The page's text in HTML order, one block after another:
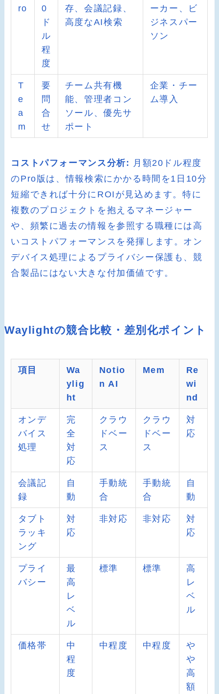
ro
0
ド
ル
程
度
存、会議記録、
高度なAI検索
ーカー、ビ
ジネスパー
ソン
T
e
a
m
要
問
合
せ
チーム共有機
能、管理者コン
ソール、優先サ
ポート
企業・チー
ム導入
コストパフォーマンス分析: 月額20ドル程度
のPro版は、情報検索にかかる時間を1日10分
短縮できれば十分にROIが見込めます。特に
複数のプロジェクトを抱えるマネージャー
や、頻繁に過去の情報を参照する職種には高
いコストパフォーマンスを発揮します。オン
デバイス処理によるプライバシー保護も、競
合製品にはない大きな付加価値です。
Waylightの競合比較・差別化ポイント
項目
Wa
ylig
ht
Notio
n AI
Mem
Re
wi
nd
オンデ
バイス
処理
完
全
対
応
クラウ
ドベー
ス
クラウ
ドベー
ス
対
応
会議記
録
自
動
手動統
合
手動統
合
自
動
タブト
ラッキ
ング
対
応
非対応 非対応
対
応
プライ
バシー
最
高
レ
ベ
ル
標準 標準
高
レ
ベ
ル
価格帯
中
程
度
中程度 中程度
や
や
高
額